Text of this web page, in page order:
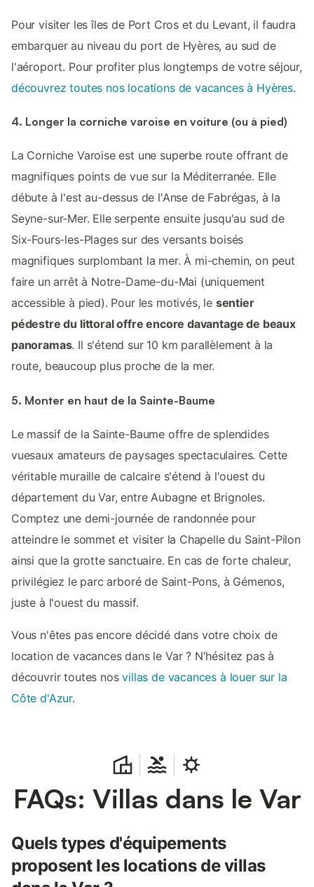
Pour visiter les îles de Port Cros et du Levant, il faudra
embarquer au niveau du port de Hyères, au sud de
l'aéroport. Pour profiter plus longtemps de votre séjour,
découvrez toutes nos locations de vacances à Hyères.
4. Longer la corniche varoise en voiture (ou à pied)
La Corniche Varoise est une superbe route offrant de
magnifiques points de vue sur la Méditerranée. Elle
débute à l'est au-dessus de l'Anse de Fabrégas, à la
Seyne-sur-Mer. Elle serpente ensuite jusqu'au sud de
Six-Fours-les-Plages sur des versants boisés
magnifiques surplombant la mer. À mi-chemin, on peut
faire un arrêt à Notre-Dame-du-Mai (uniquement
accessible à pied). Pour les motivés, le sentier
pédestre du littoral offre encore davantage de beaux
panoramas. Il s'étend sur 10 km parallèlement à la
route, beaucoup plus proche de la mer.
5. Monter en haut de la Sainte-Baume
Le massif de la Sainte-Baume offre de splendides
vuesaux amateurs de paysages spectaculaires. Cette
véritable muraille de calcaire s'étend à l'ouest du
département du Var, entre Aubagne et Brignoles.
Comptez une demi-journée de randonnée pour
atteindre le sommet et visiter la Chapelle du Saint-Pilon
ainsi que la grotte sanctuaire. En cas de forte chaleur,
privilégiez le parc arboré de Saint-Pons, à Gémenos,
juste à l'ouest du massif.
Vous n'êtes pas encore décidé dans votre choix de
location de vacances dans le Var ? N'hésitez pas à
découvrir toutes nosvillas de vacances à louer sur la
Côte d'Azur.
FAQs: Villas dans le Var
Quels types d'équipements
proposent les locations de villas